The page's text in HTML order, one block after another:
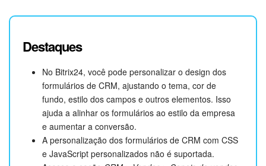
Destaques
No Bitrix24, você pode personalizar o design dos
formulários de CRM, ajustando o tema, cor de
fundo, estilo dos campos e outros elementos. Isso
ajuda a alinhar os formulários ao estilo da empresa
e aumentar a conversão.
A personalização dos formulários de CRM com CSS
e JavaScript personalizados não é suportada.